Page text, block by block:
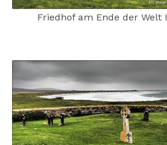
Friedhof am Ende der Welt I